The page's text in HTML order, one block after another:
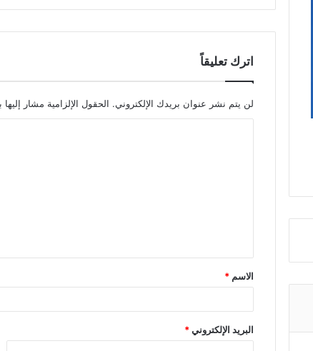
اترك تعليقاً
لن يتم نشر عنوان بريدك الإلكتروني. الحقول الإلزامية مشار إليها
ق
*
الاسم *
البريد الإلكتروني*